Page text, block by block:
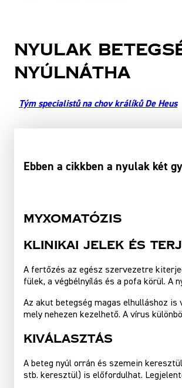
Nyulak
nyúlnátha
Tým specialistů na chov králíků De Heus
Ebben a cikkben a nyulak két
MYXOMATÓZIS
Klinikai Jelek És
A fertőzés az egész szervezetre
fülek, a végbélnyílás és a pofa körül. A
Az akut betegség magas elhulláshoz
mely nehezen kezelhető. A vírus
Kiválasztás
A beteg nyúl orrán és szemein
stb. keresztül) is előfordulhat.